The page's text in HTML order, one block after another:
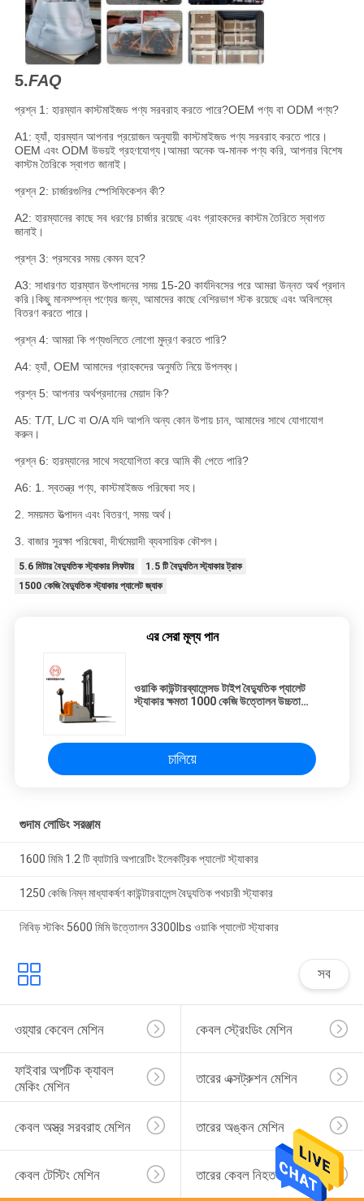
5.FAQ
প্রশ্ন 1: হারম্যান কাস্টমাইজড পণ্য সরবরাহ করতে পারে?OEM পণ্য বা ODM পণ্য?
A1: হ্যাঁ, হারম্যান আপনার প্রয়োজন অনুযায়ী কাস্টমাইজড পণ্য সরবরাহ করতে পারে।
OEM এবং ODM উভয়ই গ্রহণযোগ্য।আমরা অনেক অ-মানক পণ্য করি, আপনার বিশেষ
কাস্টম তৈরিকে স্বাগত জানাই।
প্রশ্ন 2: চার্জারগুলির স্পেসিফিকেশন কী?
A2: হারম্যানের কাছে সব ধরণের চার্জার রয়েছে এবং গ্রাহকদের কাস্টম তৈরিতে স্বাগত
জানাই।
প্রশ্ন 3: প্রসবের সময় কেমন হবে?
A3: সাধারণত হারম্যান উৎপাদনের সময় 15-20 কার্যদিবসের পরে আমরা উন্নত অর্থ প্রদান
করি।কিছু মানসম্পন্ন পণ্যের জন্য, আমাদের কাছে বেশিরভাগ স্টক রয়েছে এবং অবিলম্বে
বিতরণ করতে পারে।
প্রশ্ন 4: আমরা কি পণ্যগুলিতে লোগো মুদ্রণ করতে পারি?
A4: হ্যাঁ, OEM আমাদের গ্রাহকদের অনুমতি নিয়ে উপলব্ধ।
প্রশ্ন 5: আপনার অর্থপ্রদানের মেয়াদ কি?
A5: T/T, L/C বা O/A যদি আপনি অন্য কোন উপায় চান, আমাদের সাথে যোগাযোগ
করুন।
প্রশ্ন 6: হারম্যানের সাথে সহযোগিতা করে আমি কী পেতে পারি?
A6: 1. স্বতন্ত্র পণ্য, কাস্টমাইজড পরিষেবা সহ।
2. সময়মত উত্পাদন এবং বিতরণ, সময় অর্থ।
3. বাজার সুরক্ষা পরিষেবা, দীর্ঘমেয়াদী ব্যবসায়িক কৌশল।
5.6 মিটার বৈদ্যুতিক স্ট্যাকার লিফটার
1.5 টি বৈদ্যুতিন স্ট্যাকার ট্রাক
1500 কেজি বৈদ্যুতিক স্ট্যাকার প্যালেট জ্যাক
এর সেরা মূল্য পান
ওয়াকি কাউন্টারব্যালেন্সড টাইপ বৈদ্যুতিক প্যালেট
স্ট্যাকার ক্ষমতা 1000 কেজি উত্তোলন উচ্চতা
চালিয়ে
গুদাম লোডিং সরঞ্জাম
1600 মিমি 1.2 টি ব্যাটারি অপারেটিং ইলেকট্রিক প্যালেট স্ট্যাকার
1250 কেজি নিম্ন মাধ্যাকর্ষণ কাউন্টারবালেন্স বৈদ্যুতিক পথচারী স্ট্যাকার
নিবিড় স্টকিং 5600 মিমি উত্তোলন 3300lbs ওয়াকি প্যালেট স্ট্যাকার
সব
ওয়্যার কেবেল মেশিন কেবল স্ট্রেংডিং মেশিন
ফাইবার অপটিক ক্যাবল
মেকিং মেশিন
তারের এক্সট্রুশন মেশিন
কেবল অস্ত্র সরবরাহ মেশিন তারের অঙ্কন মেশিন
কেবল টেস্টিং মেশিন তারের কেবল নিহত